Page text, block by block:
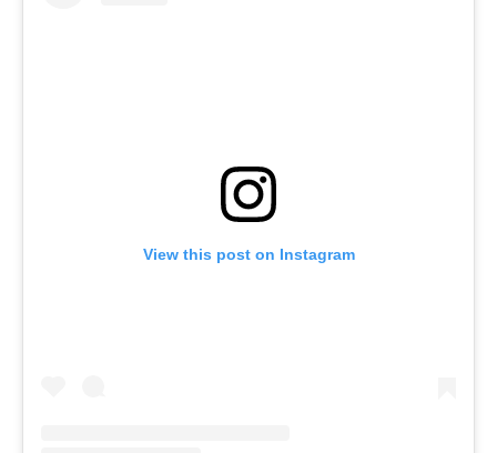
View this post on Instagram